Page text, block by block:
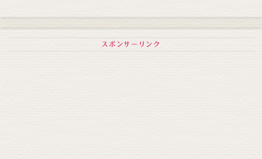
スポンサーリンク